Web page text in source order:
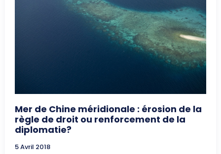
Mer de Chine méridionale : érosion de la
règle de droit ou renforcement de la
diplomatie?
5 Avril 2018